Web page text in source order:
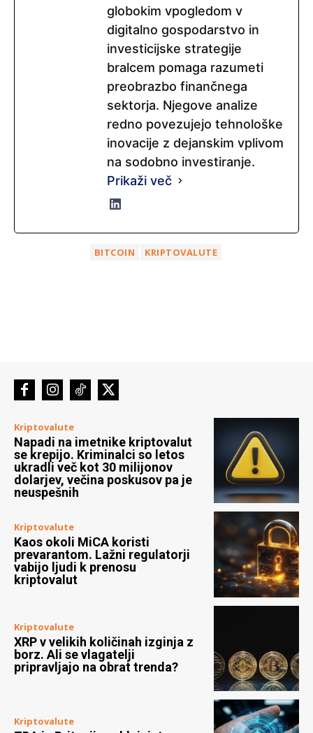
globokim vpogledom v
digitalno gospodarstvo in
investicijske strategije
bralcem pomaga razumeti
preobrazbo finančnega
sektorja. Njegove analize
redno povezujejo tehnološke
inovacije z dejanskim vplivom
na sodobno investiranje.
Prikaži več
BITCOIN KRIPTOVALUTE
Kriptovalute
Napadi na imetnike kriptovalut
se krepijo. Kriminalci so letos
ukradli več kot 30 milijonov
dolarjev, večina poskusov pa je
neuspešnih
Kriptovalute
Kaos okoli MiCA koristi
prevarantom. Lažni regulatorji
vabijo ljudi k prenosu
kriptovalut
Kriptovalute
XRP v velikih količinah izginja z
borz. Ali se vlagatelji
pripravljajo na obrat trenda?
Kriptovalute